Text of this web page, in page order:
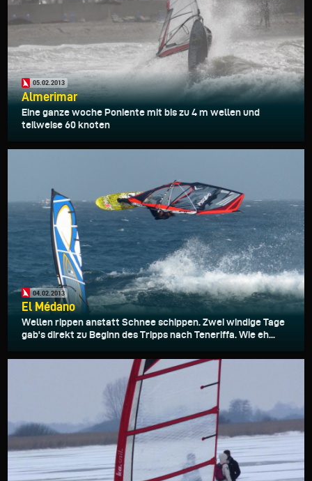
05.02.2013
Almerimar
Eine ganze woche Poniente mit bis zu 4 m wellen und
teilweise 60 knoten
04.02.2013
El Médano
Wellen rippen anstatt Schnee schippen. Zwei windige Tage
gab's direkt zu Beginn des Tripps nach Teneriffa. Wie eh...